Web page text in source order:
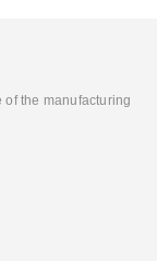
the manufacturing